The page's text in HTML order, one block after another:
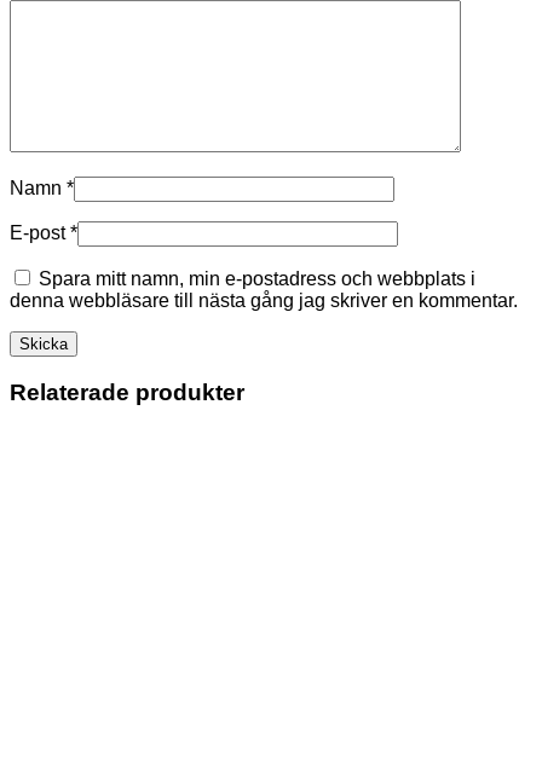
Namn *
E-post*
Spara mitt namn, min e-postadress och webbplats i
denna webbläsare till nästa gång jag skriver en kommentar.
Relaterade produkter